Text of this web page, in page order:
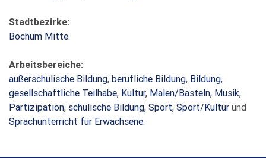
Stadtbezirke:
Bochum Mitte.
Arbeitsbereiche:
außerschulische Bildung, berufliche Bildung, Bildung,
gesellschaftliche Teilhabe, Kultur, Malen/Basteln, Musik,
Partizipation, schulische Bildung, Sport, Sport/Kultur und
Sprachunterricht für Erwachsene.